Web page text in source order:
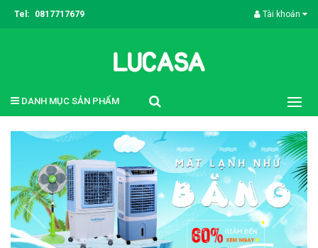
Tel: 0817717679 Tài khoản
DANH MỤC SẢN PHẨM